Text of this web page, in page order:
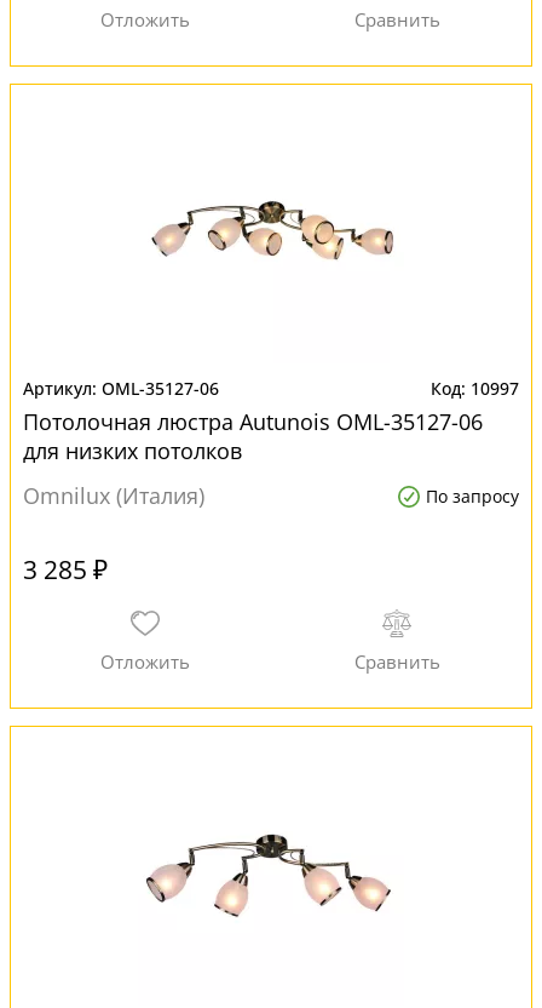
OML-35127-06 10997
Потолочная люстра Autunois OML-35127-06
для низких потолков
Omnilux (Италия)
По запросу
3 285 ₽